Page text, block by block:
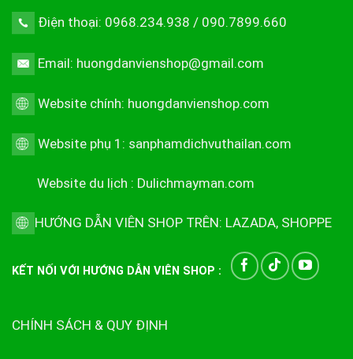
Điện thoại: 0968.234.938 / 090.7899.660
Email: huongdanvienshop@gmail.com
Website chính: huongdanvienshop.com
Website phụ 1: sanphamdichvuthailan.com
Website du lịch : Dulichmayman.com
HƯỚNG DẪN VIÊN SHOP TRÊN: LAZADA, SHOPPE
KẾT NỐI VỚI HƯỚNG DẪN VIÊN SHOP :
CHÍNH SÁCH & QUY ĐỊNH